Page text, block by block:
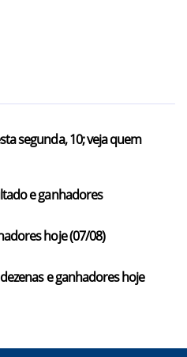
segunda, 10; veja quem
e ganhadores
hoje (07/08)
e ganhadores hoje